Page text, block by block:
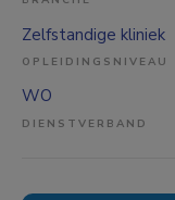
Zelfstandige kliniek
OPLEIDINGSNIVEAU
WO
DIENSTVERBAND